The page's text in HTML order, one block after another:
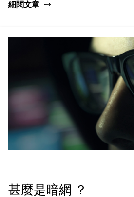
細閱文章
甚麼是暗網 ？